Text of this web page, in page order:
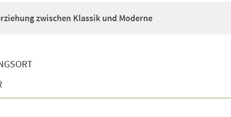
zwischen Klassik und Moderne